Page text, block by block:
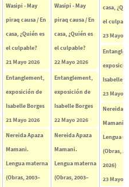
casa,
el
23 Mayo
Isabelle
23 Mayo
Nereida
Mamani.
Lengua
(Obras,
2026)
23 Mayo
Wasipi - May
piraq causa / En
casa, ¿Quién es
el culpable?
21 Mayo 2026
Entanglement,
exposición de
Isabelle Borges
21 Mayo 2026
Nereida Apaza
Mamani.
Lengua materna
(Obras, 2003–
Wasipi - May
piraq causa / En
casa, ¿Quién es
el culpable?
22 Mayo 2026
Entanglement,
exposición de
Isabelle Borges
22 Mayo 2026
Nereida Apaza
Mamani.
Lengua materna
(Obras, 2003–